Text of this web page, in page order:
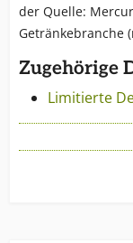
der Quelle:
Getränkebranche
Zugehörige
Limitierte